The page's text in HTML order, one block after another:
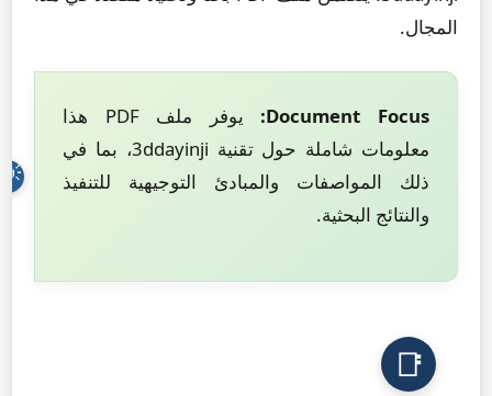
المجال.
Document Focus:
يوفر ملف PDF هذا
معلومات شاملة حول تقنية 3ddayinji، بما في
ذلك المواصفات والمبادئ التوجيهية للتنفيذ
والنتائج البحثية.